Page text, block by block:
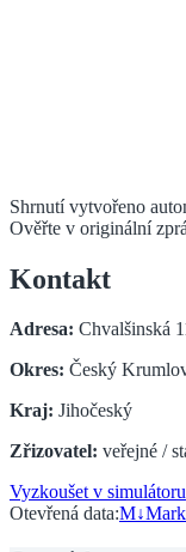
Shrnutí vytvořeno
Ověřte v originální
Kontakt
Adresa: Chvalšinská
Okres: Český
Kraj: Jihočeský
Zřizovatel: veřejné /
Vyzkoušet v simulátoru
Otevřená data:M↓